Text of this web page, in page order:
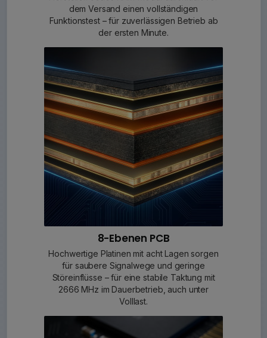
dem Versand einen vollständigen
Funktionstest – für zuverlässigen Betrieb ab
der ersten Minute.
8-Ebenen PCB
Hochwertige Platinen mit acht Lagen sorgen
für saubere Signalwege und geringe
Störeinflüsse – für eine stabile Taktung mit
2666 MHz im Dauerbetrieb, auch unter
Volllast.